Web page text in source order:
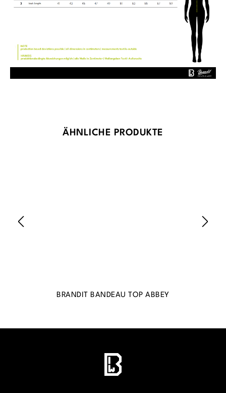
Produktgalerie überspringen
ÄHNLICHE PRODUKTE
BRANDIT BANDEAU TOP ABBEY